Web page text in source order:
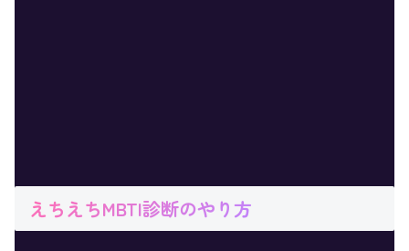
えちえちMBTI診断のやり方